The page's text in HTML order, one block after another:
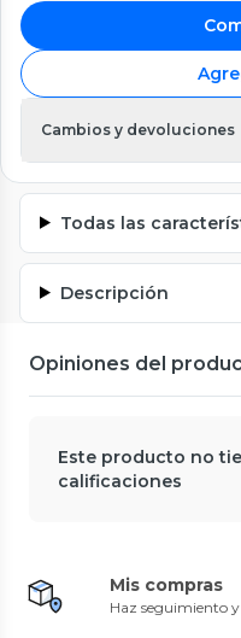
Cambios y devoluciones
Todas las
Descripción
Opiniones del
Este producto no
calificaciones
Mis compras
Haz seguimiento